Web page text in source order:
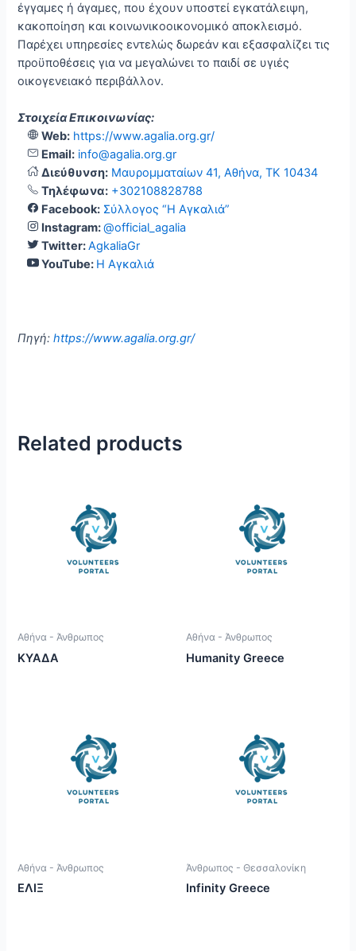
έγγαμες ή άγαμες, που έχουν υποστεί εγκατάλειψη,
κακοποίηση και κοινωνικοοικονομικό αποκλεισμό.
Παρέχει υπηρεσίες εντελώς δωρεάν και εξασφαλίζει τις
προϋποθέσεις για να μεγαλώνει το παιδί σε υγιές
οικογενειακό περιβάλλον.
Στοιχεία Επικοινωνίας:
Web: https://www.agalia.org.gr/
Email: info@agalia.org.gr
Διεύθυνση: Μαυρομματαίων 41, Αθήνα, TK 10434
Τηλέφωνα: +302108828788
Facebook: Σύλλογος “Η Αγκαλιά”
Instagram:@official_agalia
Twitter:AgkaliaGr
YouTube: Η Αγκαλιά
Πηγή:https://www.agalia.org.gr/
Related products
Αθήνα - Άνθρωπος
ΚΥΑΔΑ
Αθήνα - Άνθρωπος
Humanity Greece
Αθήνα - Άνθρωπος
ΕΛΙΞ
Άνθρωπος - Θεσσαλονίκη
Infinity Greece